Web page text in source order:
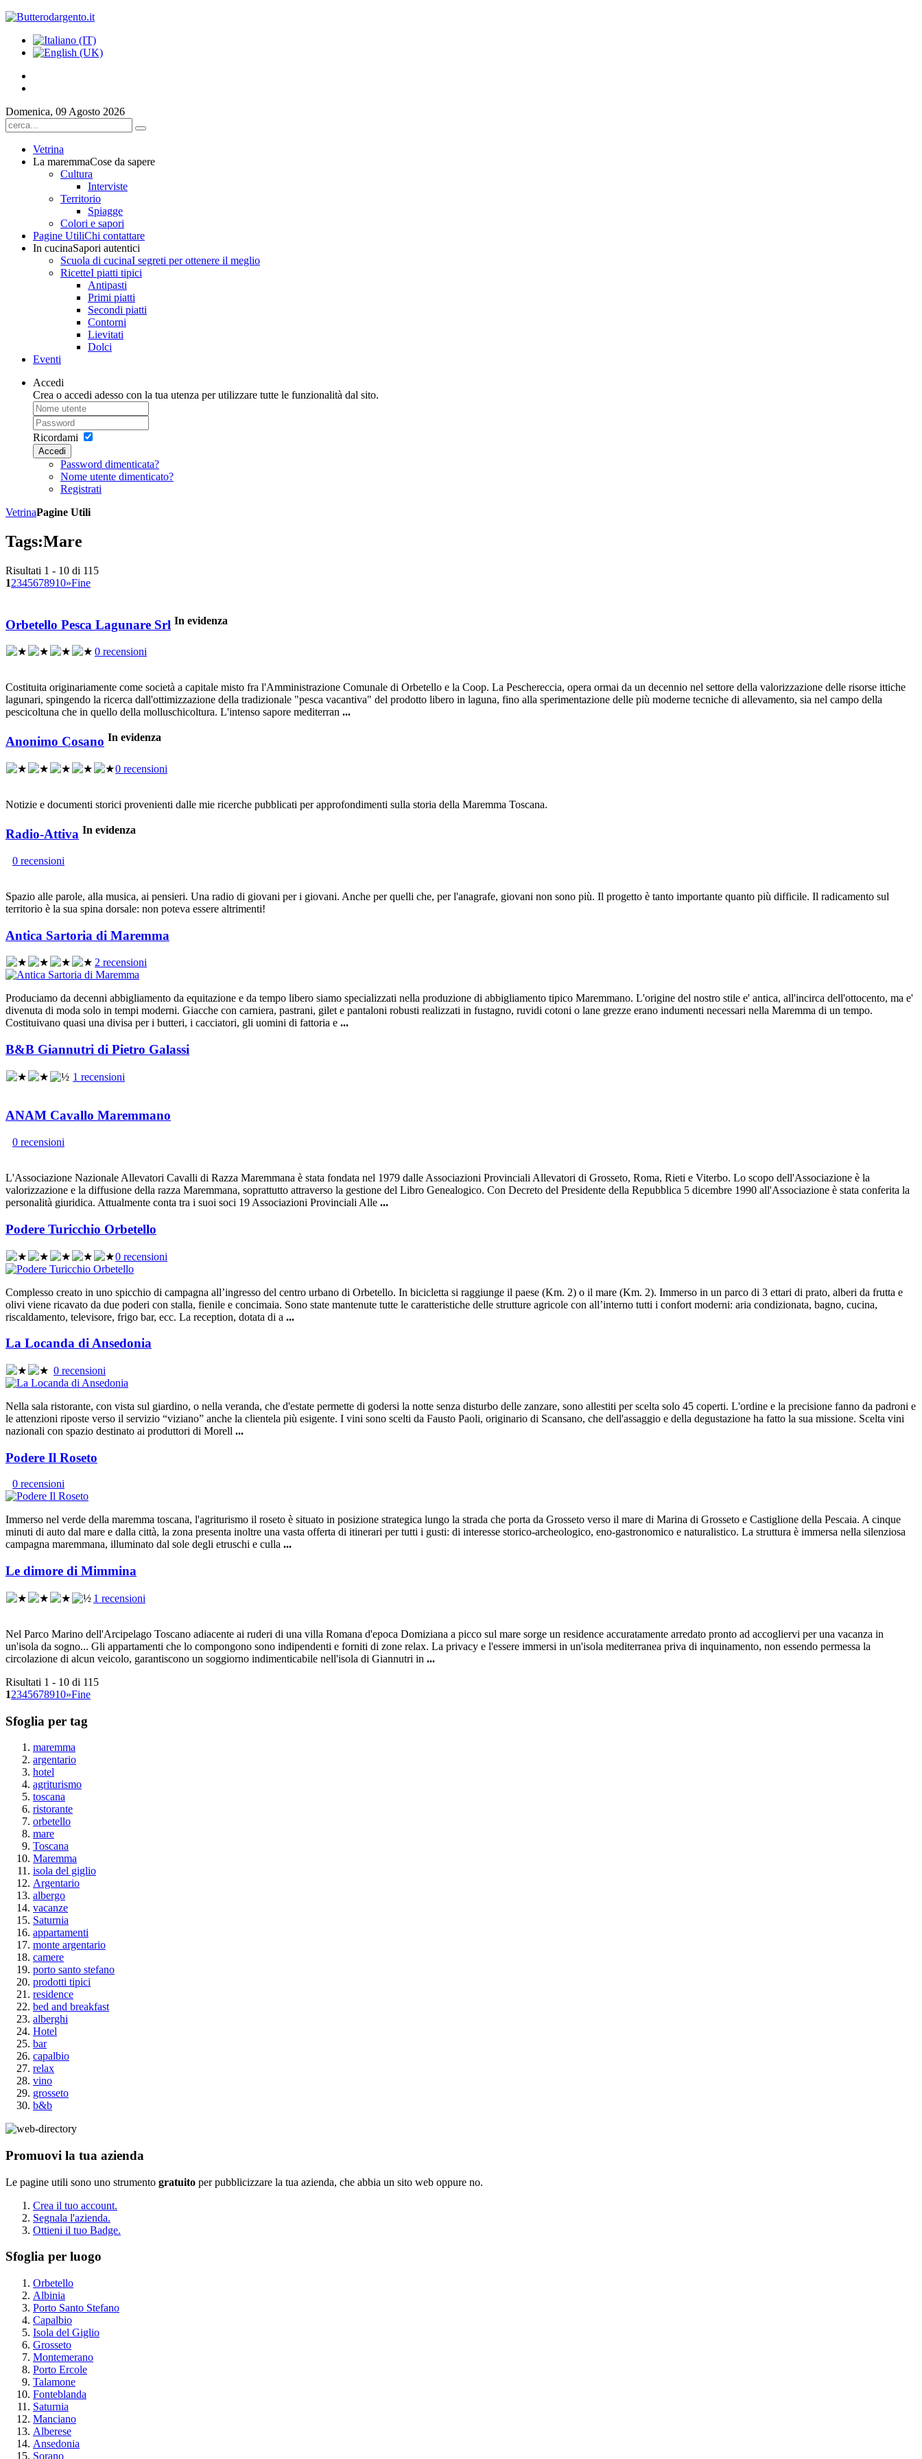
Domenica, 09 Agosto 2026
Vetrina
La maremmaCose da sapere
Cultura
Interviste
Territorio
Spiagge
Colori e sapori
Pagine UtiliChi contattare
In cucinaSapori autentici
Scuola di cucinaI segreti per ottenere il meglio
RicetteI piatti tipici
Antipasti
Primi piatti
Secondi piatti
Contorni
Lievitati
Dolci
Eventi
Accedi
Crea o accedi adesso con la tua utenza per utilizzare tutte le funzionalità dal sito.
Ricordami
Accedi
Password dimenticata?
Nome utente dimenticato?
Registrati
VetrinaPagine Utili
Tags:Mare
Risultati 1 - 10 di 115
12345678910»Fine
Orbetello Pesca Lagunare Srl In evidenza
0 recensioni
Costituita originariamente come società a capitale misto fra l'Amministrazione Comunale di Orbetello e la Coop. La Peschereccia, opera ormai da un decennio nel settore della valorizzazione delle risorse ittiche
lagunari, spingendo la ricerca dall'ottimizzazione della tradizionale "pesca vacantiva" del prodotto libero in laguna, fino alla sperimentazione delle più moderne tecniche di allevamento, sia nel campo della
pescicoltuna che in quello della molluschicoltura. L'intenso sapore mediterran ...
Anonimo Cosano In evidenza
0 recensioni
Notizie e documenti storici provenienti dalle mie ricerche pubblicati per approfondimenti sulla storia della Maremma Toscana.
Radio-Attiva In evidenza
0 recensioni
Spazio alle parole, alla musica, ai pensieri. Una radio di giovani per i giovani. Anche per quelli che, per l'anagrafe, giovani non sono più. Il progetto è tanto importante quanto più difficile. Il radicamento sul
territorio è la sua spina dorsale: non poteva essere altrimenti!
Antica Sartoria di Maremma
2 recensioni
Produciamo da decenni abbigliamento da equitazione e da tempo libero siamo specializzati nella produzione di abbigliamento tipico Maremmano. L'origine del nostro stile e' antica, all'incirca dell'ottocento, ma e'
divenuta di moda solo in tempi moderni. Giacche con carniera, pastrani, gilet e pantaloni robusti realizzati in fustagno, ruvidi cotoni o lane grezze erano indumenti necessari nella Maremma di un tempo.
Costituivano quasi una divisa per i butteri, i cacciatori, gli uomini di fattoria e ...
B&B Giannutri di Pietro Galassi
1 recensioni
ANAM Cavallo Maremmano
0 recensioni
L'Associazione Nazionale Allevatori Cavalli di Razza Maremmana è stata fondata nel 1979 dalle Associazioni Provinciali Allevatori di Grosseto, Roma, Rieti e Viterbo. Lo scopo dell'Associazione è la
valorizzazione e la diffusione della razza Maremmana, soprattutto attraverso la gestione del Libro Genealogico. Con Decreto del Presidente della Repubblica 5 dicembre 1990 all'Associazione è stata conferita la
personalità giuridica. Attualmente conta tra i suoi soci 19 Associazioni Provinciali Alle ...
Podere Turicchio Orbetello
0 recensioni
Complesso creato in uno spicchio di campagna all’ingresso del centro urbano di Orbetello. In bicicletta si raggiunge il paese (Km. 2) o il mare (Km. 2). Immerso in un parco di 3 ettari di prato, alberi da frutta e
olivi viene ricavato da due poderi con stalla, fienile e concimaia. Sono state mantenute tutte le caratteristiche delle strutture agricole con all’interno tutti i confort moderni: aria condizionata, bagno, cucina,
riscaldamento, televisore, frigo bar, ecc. La reception, dotata di a ...
La Locanda di Ansedonia
0 recensioni
Nella sala ristorante, con vista sul giardino, o nella veranda, che d'estate permette di godersi la notte senza disturbo delle zanzare, sono allestiti per scelta solo 45 coperti. L'ordine e la precisione fanno da padroni e
le attenzioni riposte verso il servizio “viziano” anche la clientela più esigente. I vini sono scelti da Fausto Paoli, originario di Scansano, che dell'assaggio e della degustazione ha fatto la sua missione. Scelta vini
nazionali con spazio destinato ai produttori di Morell ...
Podere Il Roseto
0 recensioni
Immerso nel verde della maremma toscana, l'agriturismo il roseto è situato in posizione strategica lungo la strada che porta da Grosseto verso il mare di Marina di Grosseto e Castiglione della Pescaia. A cinque
minuti di auto dal mare e dalla città, la zona presenta inoltre una vasta offerta di itinerari per tutti i gusti: di interesse storico-archeologico, eno-gastronomico e naturalistico. La struttura è immersa nella silenziosa
campagna maremmana, illuminato dal sole degli etruschi e culla ...
Le dimore di Mimmina
1 recensioni
Nel Parco Marino dell'Arcipelago Toscano adiacente ai ruderi di una villa Romana d'epoca Domiziana a picco sul mare sorge un residence accuratamente arredato pronto ad accogliervi per una vacanza in
un'isola da sogno... Gli appartamenti che lo compongono sono indipendenti e forniti di zone relax. La privacy e l'essere immersi in un'isola mediterranea priva di inquinamento, non essendo permessa la
circolazione di alcun veicolo, garantiscono un soggiorno indimenticabile nell'isola di Giannutri in ...
Risultati 1 - 10 di 115
12345678910»Fine
Sfoglia per tag
maremma
argentario
hotel
agriturismo
toscana
ristorante
orbetello
mare
Toscana
Maremma
isola del giglio
Argentario
albergo
vacanze
Saturnia
appartamenti
monte argentario
camere
porto santo stefano
prodotti tipici
residence
bed and breakfast
alberghi
Hotel
bar
capalbio
relax
vino
grosseto
b&b
Promuovi la tua azienda
Le pagine utili sono uno strumento gratuito per pubblicizzare la tua azienda, che abbia un sito web oppure no.
Crea il tuo account.
Segnala l'azienda.
Ottieni il tuo Badge.
Sfoglia per luogo
Orbetello
Albinia
Porto Santo Stefano
Capalbio
Isola del Giglio
Grosseto
Montemerano
Porto Ercole
Talamone
Fonteblanda
Saturnia
Manciano
Alberese
Ansedonia
Sorano